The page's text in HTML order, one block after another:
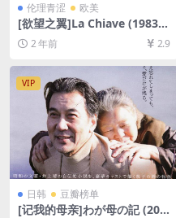
伦理青涩 欧美
[欲望之翼]La Chiave (1983)
[百度网盘+迅雷云盘1080P超
清未删减资源][网盘下载][MP
4/7.2GB][中文字幕]【手机/平
板无法在线播放，请使用电脑
下载防和谐压缩包（含解压密
码）】
2 年前 2.9
VIP
日韩 豆瓣榜单
[记我的母亲]わが母の記 (201